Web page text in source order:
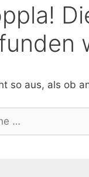
so aus, als ob